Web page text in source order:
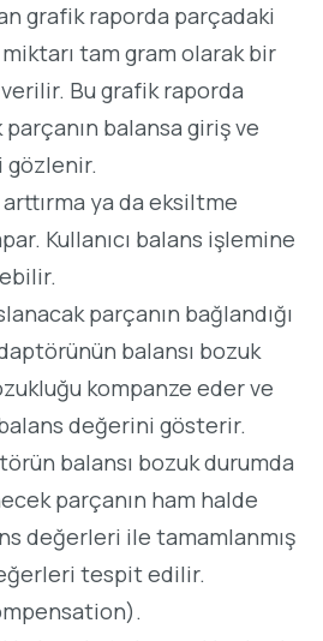
grafik raporda parçadaki
tam gram olarak bir
Bu grafik raporda
balansa giriş ve
gözlenir.
arttırma ya da eksiltme
Kullanıcı balans işlemine
parçanın bağlandığı
balansı bozuk
kompanze eder ve
değerini gösterir.
balansı bozuk durumda
parçanın ham halde
değerleri ile tamamlanmış
tespit edilir.